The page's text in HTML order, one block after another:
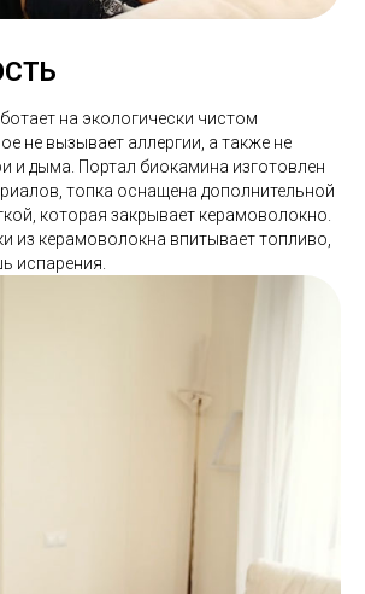
на экологически чистом
не вызывает аллергии, а также не
и дыма. Портал биокамина изготовлен
топка оснащена дополнительной
которая закрывает керамоволокно.
из керамоволокна впитывает топливо,
испарения.